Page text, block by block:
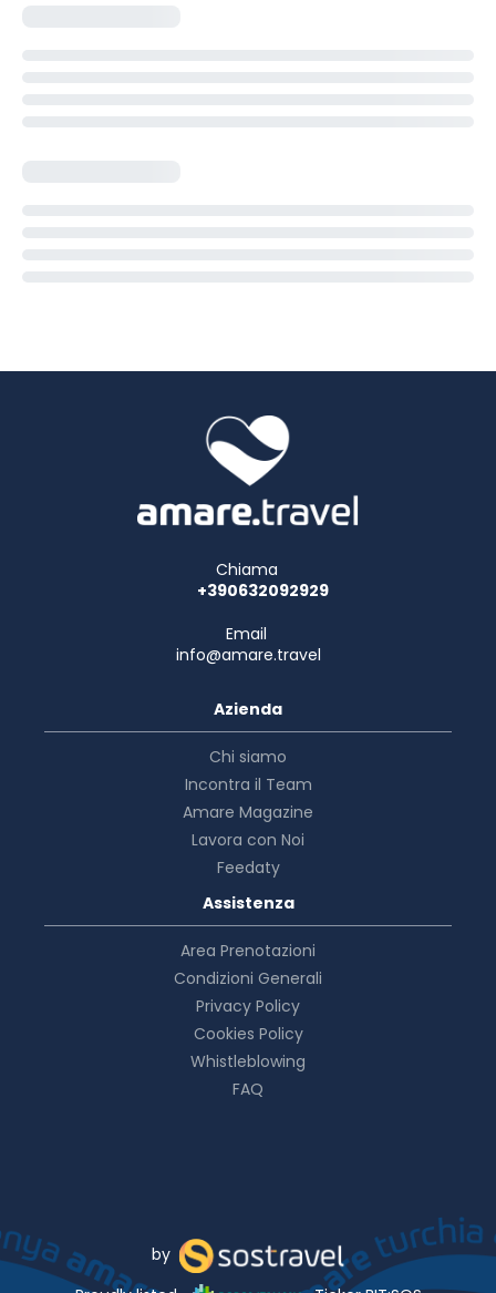
Chiama
+390632092929
Email
info@amare.travel
Azienda
Chi siamo
Incontra il Team
Amare Magazine
Lavora con Noi
Feedaty
Assistenza
Area Prenotazioni
Condizioni Generali
Privacy Policy
Cookies Policy
Whistleblowing
FAQ
by